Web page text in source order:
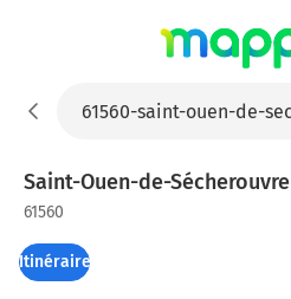
Saint-Ouen-de-Sécherouvre
61560
Itinéraires